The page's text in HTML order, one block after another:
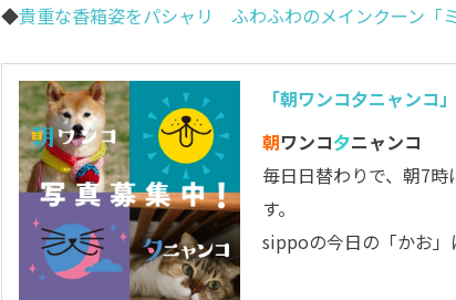
◆貴重な香箱姿をパシャリ ふわふわのメインクーン「ミ
「朝ワンコ夕ニャンコ
朝ワンコ夕ニャンコ
毎日日替わりで、朝7
す。
sippoの今日の「かお」